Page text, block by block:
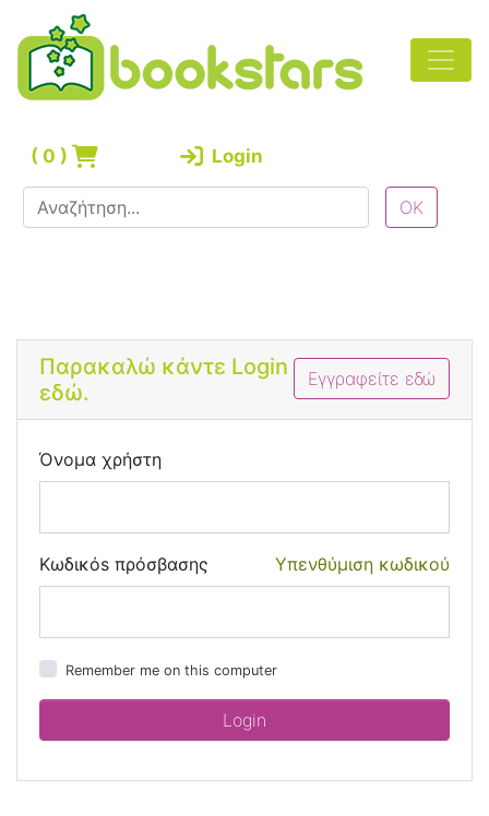
( 0 ) Login
Εγγραφείτε εδώ
Παρακαλώ κάντε Login
εδώ.
Όνομα χρήστη
Υπενθύμιση κωδικού
Κωδικόs πρόσβασης
Remember me on this computer